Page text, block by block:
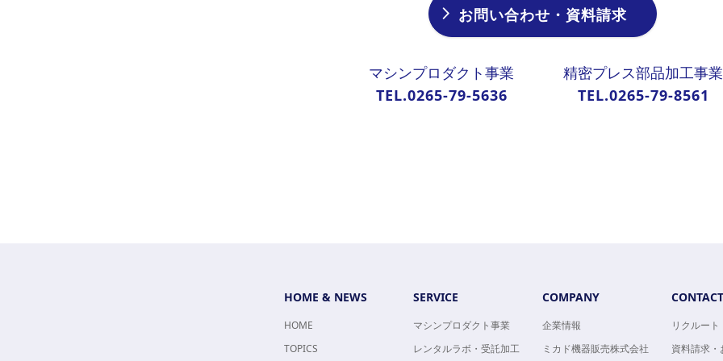
お問い合わせ・資料請求
マシンプロダクト事業
TEL.0265-79-5636
精密プレス部品加工事業
TEL.0265-79-8561
HOME & NEWS
HOME
TOPICS
SERVICE
マシンプロダクト事業
レンタルラボ・受託加工
COMPANY
企業情報
ミカド機器販売株式会社
CONTACT
リクルート
資料請求